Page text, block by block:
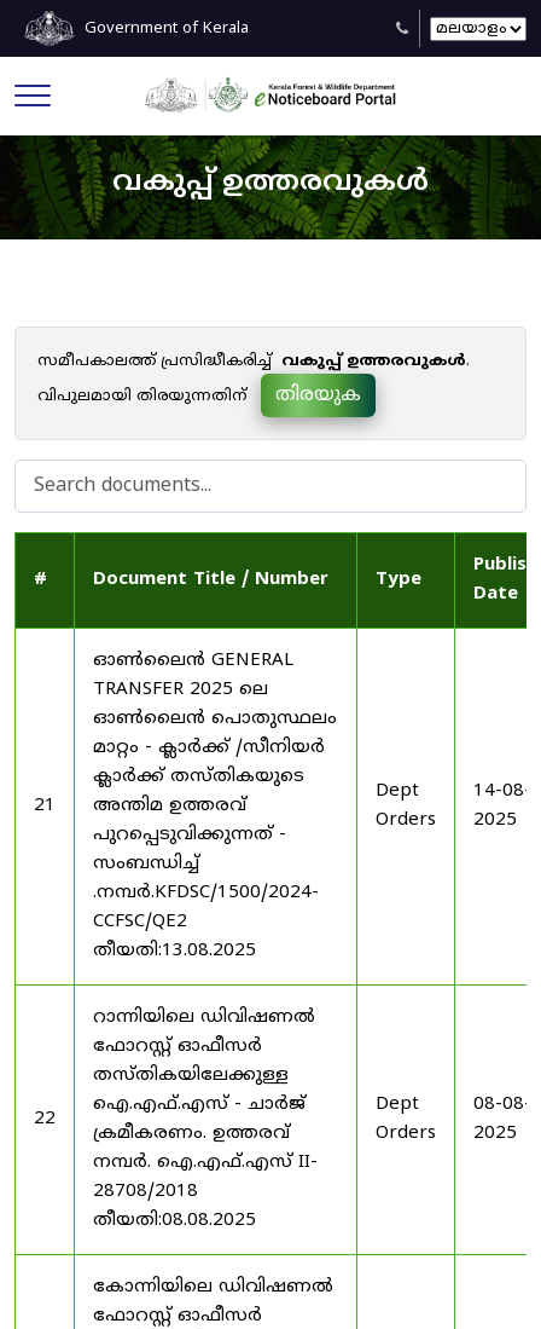
Government of Kerala
വകുപ്പ് ഉത്തരവുകൾ
സമീപകാലത്ത് പ്രസിദ്ധീകരിച്ച് വകുപ്പ് ഉത്തരവുകൾ.
വിപുലമായി തിരയുന്നതിന്
തിരയുക
# Document Title / Number Type
Date
21
ഓൺലൈൻ GENERAL
TRANSFER 2025 ലെ
ഓൺലൈൻ പൊതുസ്ഥലം
മാറ്റം - ക്ലാർക്ക് /സീനിയർ
ക്ലാർക്ക് തസ്തികയുടെ
അന്തിമ ഉത്തരവ്
പുറപ്പെടുവിക്കുന്നത് -
സംബന്ധിച്ച്
.നമ്പർ.KFDSC/1500/2024-
CCFSC/QE2
തീയതി:13.08.2025
Dept
Orders
14-08-
2025
22
റാന്നിയിലെ ഡിവിഷണൽ
ഫോറസ്റ്റ് ഓഫീസർ
തസ്തികയിലേക്കുള്ള
ഐ.എഫ്.എസ് - ചാർജ്
ക്രമീകരണം. ഉത്തരവ്
നമ്പർ. ഐ.എഫ്.എസ് II-
28708/2018
തീയതി:08.08.2025
Dept
Orders
08-08-
2025
കോന്നിയിലെ ഡിവിഷണൽ
ഫോറസ്റ്റ് ഓഫീസർ